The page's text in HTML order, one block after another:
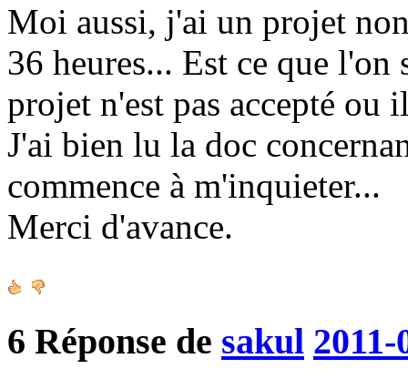
Moi aussi, j'ai un projet
36 heures... Est ce que l'on
projet n'est pas accepté ou
J'ai bien lu la doc
commence à m'inquieter...
Merci d'avance.
6 Réponse de sakul